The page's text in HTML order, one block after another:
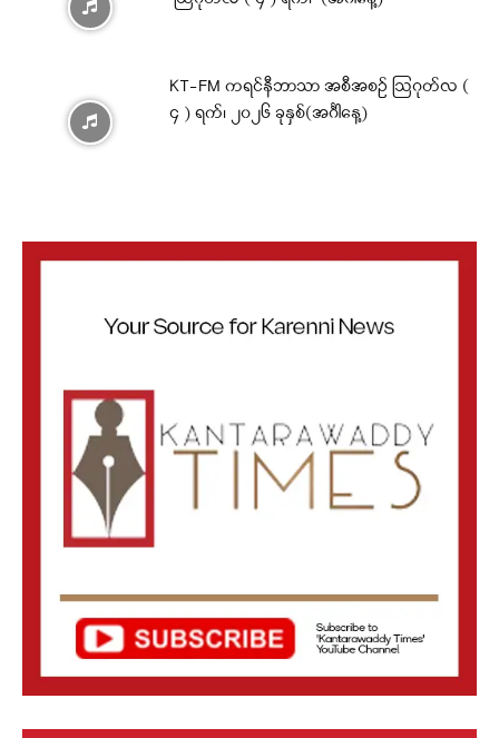
KT-FM ကရင်နီဘာသာ အစီအစဉ် ဩဂုတ်လ (
၄ ) ရက်၊ ၂၀၂၆ ခုနှစ်(အင်္ဂါနေ့)